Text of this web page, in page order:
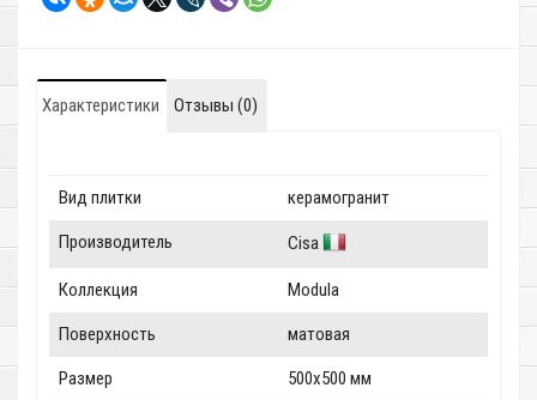
Характеристики Отзывы (0)
Вид плитки керамогранит
Производитель Cisa
Коллекция Modula
Поверхность матовая
Размер 500x500 мм